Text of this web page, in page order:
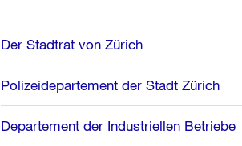
Weitere
Informationen
Der Stadtrat von Zürich
Polizeidepartement der Stadt Zürich
Departement der Industriellen Betriebe